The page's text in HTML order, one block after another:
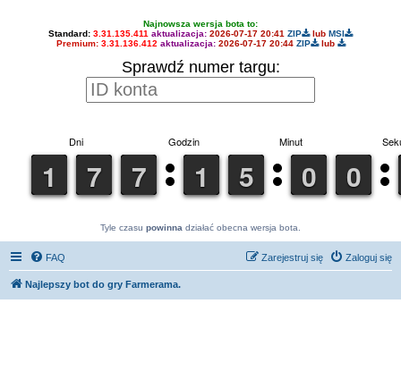
Najnowsza wersja bota to:
Standard: 3.31.135.411 aktualizacja: 2026-07-17 20:41 ZIP lub MSI
Premium: 3.31.136.412 aktualizacja: 2026-07-17 20:44 ZIP lub
Sprawdź numer targu:
Tyle czasu powinna działać obecna wersja bota.
FAQ Zaloguj się
Zarejestruj się
Najlepszy bot do gry Farmerama.